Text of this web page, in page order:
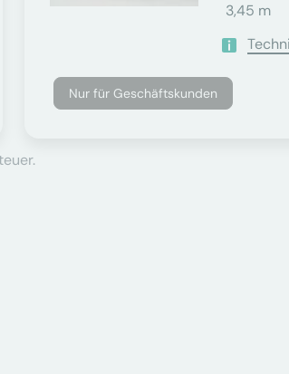
3,45 m
Nur für Geschäftskunden